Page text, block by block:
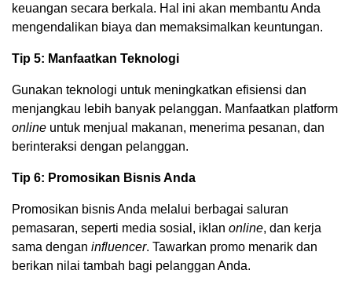
keuangan secara berkala. Hal ini akan membantu Anda
mengendalikan biaya dan memaksimalkan keuntungan.
Tip 5: Manfaatkan Teknologi
Gunakan teknologi untuk meningkatkan efisiensi dan
menjangkau lebih banyak pelanggan. Manfaatkan platform
online untuk menjual makanan, menerima pesanan, dan
berinteraksi dengan pelanggan.
Tip 6: Promosikan Bisnis Anda
Promosikan bisnis Anda melalui berbagai saluran
pemasaran, seperti media sosial, iklan online, dan kerja
sama dengan influencer. Tawarkan promo menarik dan
berikan nilai tambah bagi pelanggan Anda.